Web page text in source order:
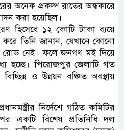
অনেক প্রকল্প রাতের অন্ধকারে
করা হয়েছিল।
হিসেবে ১২ কোটি টাকা ব্যয়ে
করে তিনি জানান, যেখানে কোনো
রোড নেই। ফলে জনগণ মই দিয়ে
হচ্ছে। পিরোজপুর জেলাটি গত
ও উন্নয়ন বঞ্চিত অবস্থায়
নির্দেশে গঠিত কমিটির
পর একটি বিশেষ প্রতিনিধি দল